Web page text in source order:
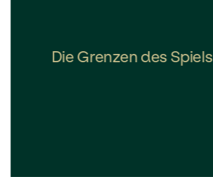
Die Grenzen des Spiels